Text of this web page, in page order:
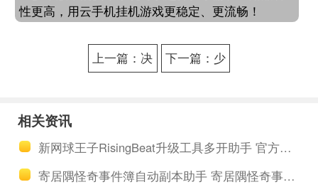
性更高，用云手机挂机游戏更稳定、更流畅！
上一篇：决
下一篇：少
相关资讯
新网球王子RisingBeat升级工具多开助手 官方小课堂-提升亲密度
寄居隅怪奇事件簿自动副本助手 寄居隅怪奇事件簿第五章推理攻略